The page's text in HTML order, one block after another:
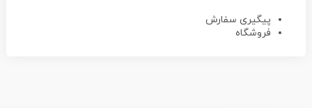
پیگیری سفارش
فروشگاه